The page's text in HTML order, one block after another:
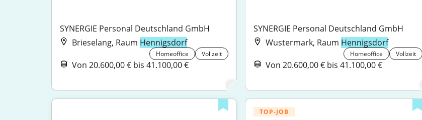
SYNERGIE Personal Deutschland GmbH
Brieselang, Raum Hennigsdorf
Homeoffice Vollzeit
Von 20.600,00 € bis 41.100,00 €
SYNERGIE Personal Deutschland GmbH
Wustermark, Raum Hennigsdorf
Homeoffice Vollzeit
Von 20.600,00 € bis 41.100,00 €
TOP-JOB